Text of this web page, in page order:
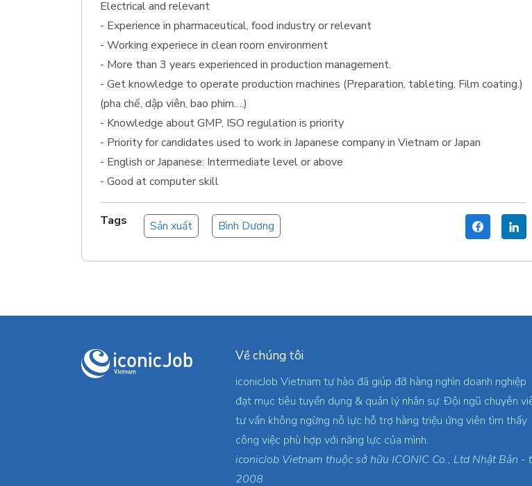
Electrical and relevant
- Experience in pharmaceutical, food industry or relevant
- Working experiece in clean room environment
- More than 3 years experienced in production management.
- Get knowledge to operate production machines (Preparation, tableting, Film coating.)
(pha chế, dập viên, bao phim….)
- Knowledge about GMP, ISO regulation is priority
- Priority for candidates used to work in Japanese company in Vietnam or Japan
- English or Japanese: Intermediate level or above
- Good at computer skill
Tags Sản xuất Bình Dương
Về chúng tôi
iconicJob Vietnam tự hào đã giúp đỡ hàng nghìn doanh nghiệp
đạt mục tiêu tuyển dụng & quản lý nhân sự. Đội ngũ chuyên
tư vấn không ngừng nỗ lực hỗ trợ hàng triệu ứng viên tìm thấy
công việc phù hợp với năng lực của mình.
iconicJob Vietnam thuộc sở hữu ICONIC Co., Ltd Nhật Bản -
2008